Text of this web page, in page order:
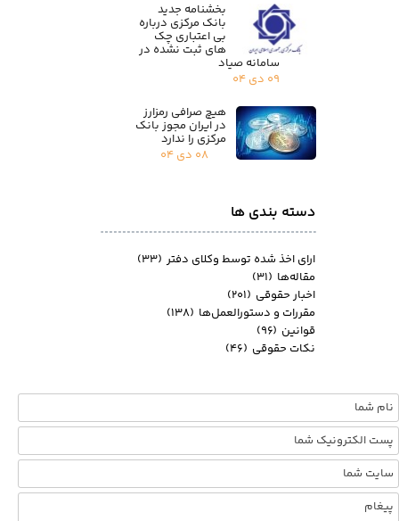
دسته بندی ها
بخشنامه جدید
بانک مرکزی درباره
بی اعتباری چک
های ثبت نشده در
سامانه صیاد
۰۹ دی ۰۴
هیچ صرافی رمزارز
در ایران مجوز بانک
مرکزی را ندارد
۰۸ دی ۰۴
ارای اخذ شده توسط وکلای دفتر (۳۳)
مقاله‌ها (۳۱)
اخبار حقوقی (۲۰۱)
مقررات و دستورالعمل‌ها (۱۳۸)
قوانین (۹۶)
نکات حقوقی (۴۶)